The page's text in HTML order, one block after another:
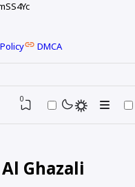
DMCA
0
Ghazali